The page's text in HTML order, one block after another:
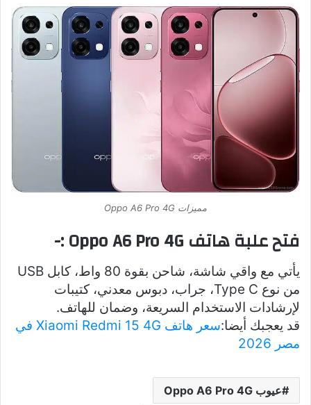
مميزات Oppo A6 Pro 4G
فتح علبة هاتف Oppo A6 Pro 4G :-
يأتي مع واقي شاشة، شاحن بقوة 80 واط، كابل USB
من نوع Type C، جراب، دبوس معدني، كتيبات
لإرشادات الاستخدام السريعة، وضمان للهاتف.
قد يعجبك أيضا:
سعر هاتف Xiaomi Redmi 15 4G في
مصر 2026
عيوب Oppo A6 Pro 4G